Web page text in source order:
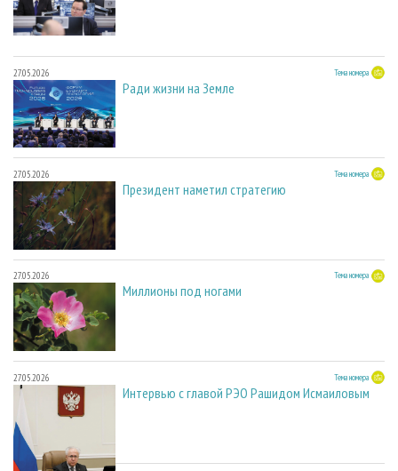
27.05.2026 Тема номера
Ради жизни на Земле
27.05.2026 Тема номера
Президент наметил стратегию
27.05.2026 Тема номера
Миллионы под ногами
27.05.2026 Тема номера
Интервью с главой РЭО Рашидом Исмаиловым